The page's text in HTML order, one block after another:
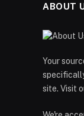
ABOUT
Your
site. Visit